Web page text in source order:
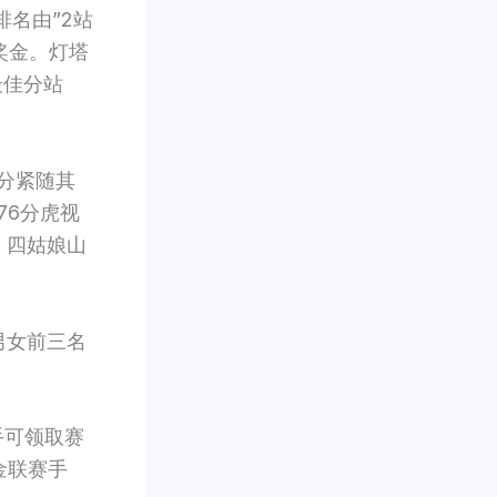
名由”2站
金。灯塔
分站
紧随其
分虎视
姑娘山
前三名
领取赛
联赛手